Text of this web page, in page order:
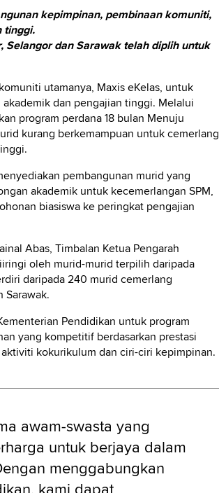
kepimpinan, pembinaan komuniti,
tinggi.
dan Sarawak telah diplih untuk
utamanya, Maxis eKelas, untuk
dan pengajian tinggi. Melalui
program perdana 18 bulan Menuju
kurang berkemampuan untuk cemerlang
pembangunan murid yang
akademik untuk kecemerlangan SPM,
biasiswa ke peringkat pengajian
Abas, Timbalan Ketua Pengarah
oleh murid-murid terpilih daripada
daripada 240 murid cemerlang
Sarawak.
Pendidikan untuk program
yang kompetitif berdasarkan prestasi
kokurikulum dan ciri-ciri kepimpinan.
awam-swasta yang
untuk berjaya dalam
menggabungkan